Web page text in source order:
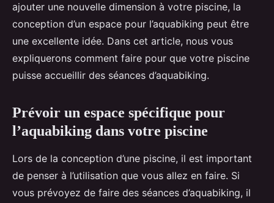
ajouter une nouvelle dimension à votre piscine, la
conception d’un espace pour l’aquabiking peut être
une excellente idée. Dans cet article, nous vous
expliquerons comment faire pour que votre piscine
puisse accueillir des séances d’aquabiking.
Prévoir un espace spécifique pour
l’aquabiking dans votre piscine
Lors de la conception d’une piscine, il est important
de penser à l’utilisation que vous allez en faire. Si
vous prévoyez de faire des séances d’aquabiking, il